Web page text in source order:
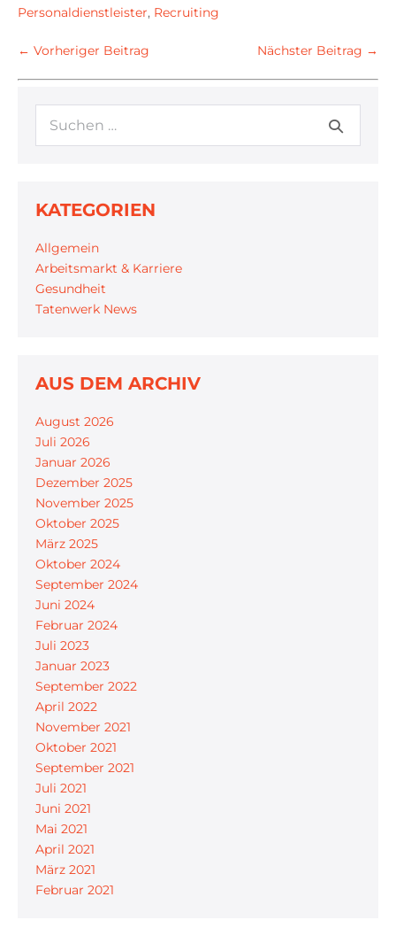
Personaldienstleister, Recruiting
← Vorheriger Beitrag Nächster Beitrag →
KATEGORIEN
Allgemein
Arbeitsmarkt & Karriere
Gesundheit
Tatenwerk News
AUS DEM ARCHIV
August 2026
Juli 2026
Januar 2026
Dezember 2025
November 2025
Oktober 2025
März 2025
Oktober 2024
September 2024
Juni 2024
Februar 2024
Juli 2023
Januar 2023
September 2022
April 2022
November 2021
Oktober 2021
September 2021
Juli 2021
Juni 2021
Mai 2021
April 2021
März 2021
Februar 2021